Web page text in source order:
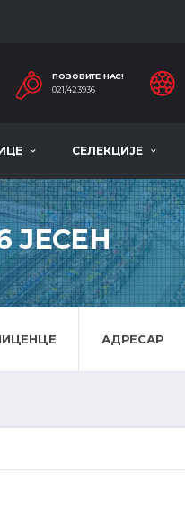
ПОЗОВИТЕ НАС!
021/423936
СЕЛЕКЦИЈЕ
ЈЕСЕН
АДРЕСАР